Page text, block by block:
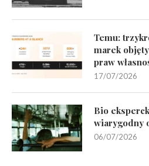
Temu:
marek
praw
17/07/2026
Bio
wiarygodny
06/07/2026